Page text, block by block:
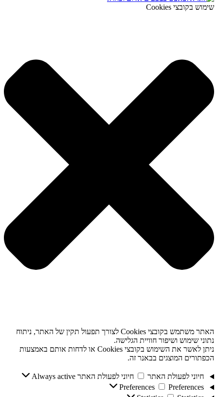
שימוש בקובצי Cookies
האתר משתמש בקובצי Cookies לצורך תפעול תקין של האתר, ניתוח
נתוני שימוש ושיפור חוויית הגלישה.
ניתן לאשר את השימוש בקובצי Cookies או לדחות אותם באמצעות
הכפתורים המוצגים בבאנר זה.
חיוני לפעולת האתר חיוני לפעולת האתר Always active
Preferences
Preferences